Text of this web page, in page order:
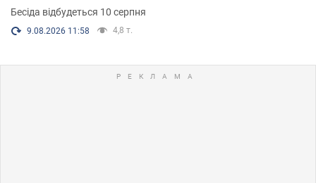
Бесіда відбудеться 10 серпня
9.08.2026 11:58 4,8 т.